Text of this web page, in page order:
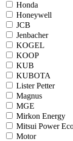
Honda
Honeywell
JCB
Jenbacher
KOGEL
KOOP
KUB
KUBOTA
Lister Petter
Magnus
MGE
Mirkon Energy
Mitsui Power
Motor